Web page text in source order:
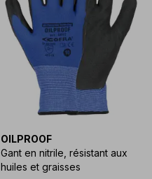
OILPROOF
Gant en nitrile, résistant aux
huiles et graisses